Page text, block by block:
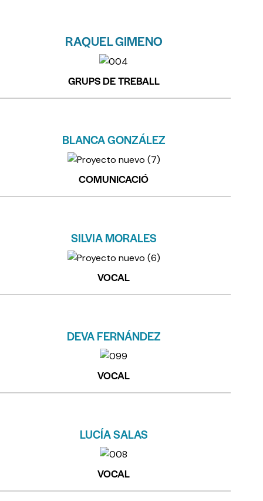
RAQUEL GIMENO
GRUPS DE TREBALL
BLANCA GONZÁLEZ
COMUNICACIÓ
SILVIA MORALES
VOCAL
DEVA FERNÁNDEZ
VOCAL
LUCÍA SALAS
VOCAL